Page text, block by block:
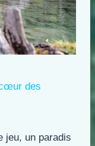
des
jeu, un paradis